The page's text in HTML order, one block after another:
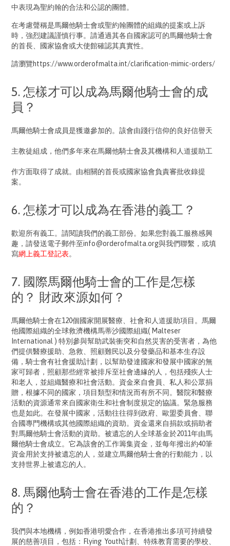
中表現為聖約翰的合法和公認的團體。
在考慮聲稱是馬爾他騎士會或聖約翰團體的組織的提案或上訴
時，強烈建議謹慎行事。請通過其各自國家認可的馬爾他騎士會
的首長、國家協會或大使館確認其真實性。
請瀏覽https://www.orderofmalta.int/clarification-mimic-orders/
5. 怎樣才可以成為馬爾他騎士會的成
員？
馬爾他騎士會成員是獲邀參加的。該會由踐行信仰的良好信譽天
主教徒組成，他們多年來在馬爾他騎士會及其機構和人道援助工
作方面取得了成就。由相關的首長或國家協會負責審批收錄提
案。
6. 怎樣才可以成為在香港的義工？
歡迎所有義工。請閱讀我們的義工部份。如果您對義工服務感興
趣，請發送電子郵件至info@orderofmalta.org與我們聯繫，或填
寫網上義工登記表。
7. 國際馬爾他騎士會的工作是怎樣
的？ 財政來源如何？
馬爾他騎士會在120個國家開展醫療、社會和人道援助項目。馬爾
他國際組織的全球救濟機構馬蒂沙國際組織( Malteser
International ) 特別參與幫助武裝衝突和自然災害的受害者，為他
們提供醫療援助、急救、照顧難民以及分發藥品和基本生存設
備，騎士會有社會援助計劃，以幫助發達國家和發展中國家的無
家可歸者，照顧那些經常被排斥至社會邊緣的人，包括殘疾人士
和老人，並組織醫療和社會活動。資金來自會員、私人和公眾捐
贈，根據不同的國家，項目類型和情況而有所不同。醫院和醫療
活動的資源通常來自國家衛生和社會制度規定的協議。緊急服務
也是如此。在發展中國家，活動往往得到政府、歐盟委員會、聯
合國專門機構或其他國際組織的資助。資金還來自捐款或捐助者
對馬爾他騎士會活動的資助。被遺忘的人全球基金於2011年由馬
爾他騎士會成立。它為該會的工作籌集資金，並每年撥出約40筆
資金用於支持被遺忘的人，並建立馬爾他騎士會的行動能力，以
支持世界上被遺忘的人。
8. 馬爾他騎士會在香港的工作是怎樣
的？
我們與本地機構，例如香港明愛合作，在香港推出多項可持續發
展的慈善項目，包括：Flying Youth計劃、特殊教育需要的學校、